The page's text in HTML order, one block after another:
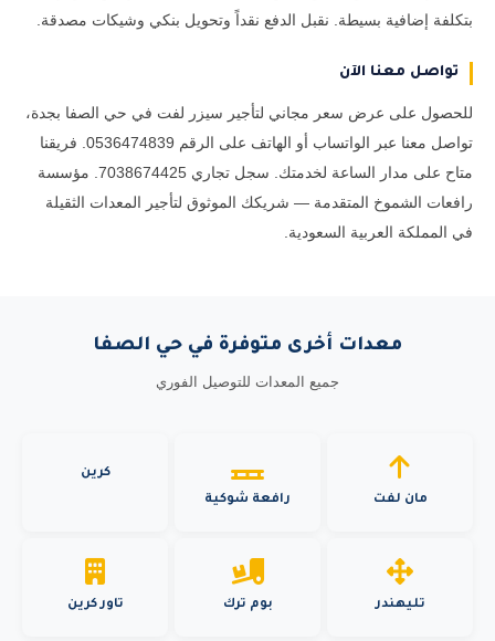
بتكلفة إضافية بسيطة. نقبل الدفع نقداً وتحويل بنكي وشيكات مصدقة.
تواصل معنا الآن
للحصول على عرض سعر مجاني لتأجير سيزر لفت في حي الصفا بجدة،
تواصل معنا عبر الواتساب أو الهاتف على الرقم 0536474839. فريقنا
متاح على مدار الساعة لخدمتك. سجل تجاري 7038674425. مؤسسة
رافعات الشموخ المتقدمة — شريكك الموثوق لتأجير المعدات الثقيلة
في المملكة العربية السعودية.
معدات أخرى متوفرة في حي الصفا
جميع المعدات للتوصيل الفوري
مان لفت رافعة شوكية
كرين
تليهندر بوم ترك تاور كرين